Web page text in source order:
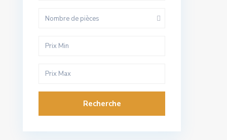
Nombre de pièces
Recherche